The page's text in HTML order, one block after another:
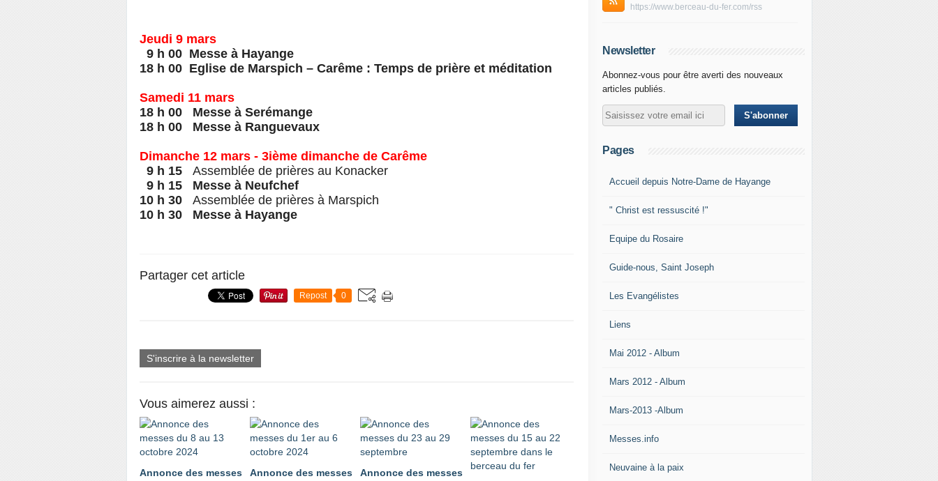
Jeudi 9 mars
9 h 00 Messe à Hayange
18 h 00 Eglise de Marspich – Carême : Temps de prière et méditation
Samedi 11 mars
18 h 00 Messe à Serémange
18 h 00 Messe à Ranguevaux
Dimanche 12 mars - 3ième dimanche de Carême
9 h 15 Assemblée de prières au Konacker
9 h 15 Messe à Neufchef
10 h 30 Assemblée de prières à Marspich
10 h 30 Messe à Hayange
Partager cet article
Repost 0
S'inscrire à la newsletter
Vous aimerez aussi :
Annonce des messes
Annonce des messes
Annonce des messes
https://www.berceau-du-fer.com/rss
Newsletter
Abonnez-vous pour être averti des nouveaux
articles publiés.
Pages
Accueil depuis Notre-Dame de Hayange
" Christ est ressuscité !"
Equipe du Rosaire
Guide-nous, Saint Joseph
Les Evangélistes
Liens
Mai 2012 - Album
Mars 2012 - Album
Mars-2013 -Album
Messes.info
Neuvaine à la paix